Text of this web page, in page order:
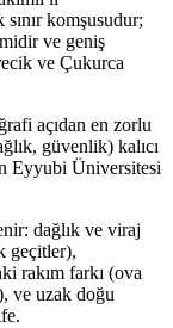
komşusudur;
ve geniş
ve Çukurca
açıdan en zorlu
güvenlik) kalıcı
Eyyubi Üniversitesi
dağlık ve viraj
geçitler),
rakım farkı (ova
ve uzak doğu